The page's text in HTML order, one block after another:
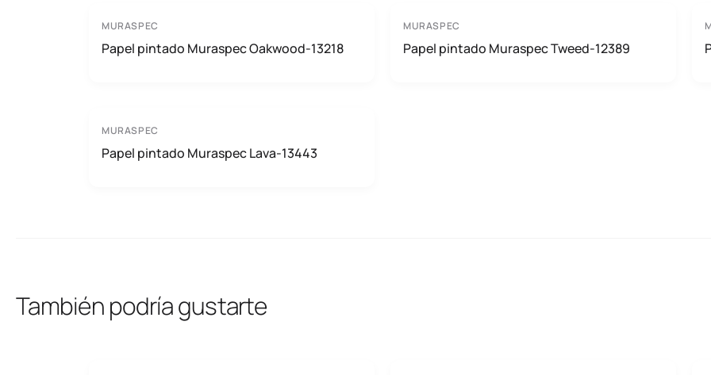
MURASPEC
Papel pintado Muraspec Oakwood-13218
MURASPEC
Papel pintado Muraspec Tweed-12389
MURASPEC
Papel pintado Muraspec Lava-13443
También podría gustarte